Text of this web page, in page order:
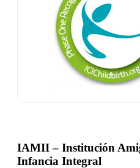
IAMII – Institución
Infancia Integral